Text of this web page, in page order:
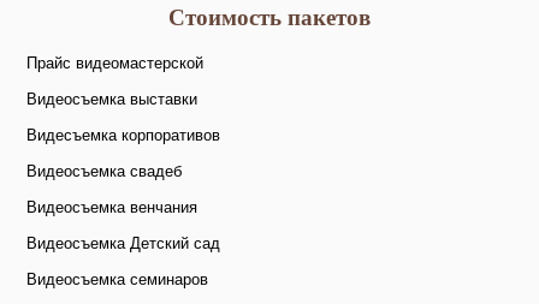
Стоимость пакетов
Прайс видеомастерской
Видеосъемка выставки
Видесъемка корпоративов
Видеосъемка свадеб
Видеосъемка венчания
Видеосъемка Детский сад
Видеосъемка семинаров